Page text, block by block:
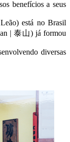
benefícios a seus
está no Brasil
| 泰山) já formou
diversas